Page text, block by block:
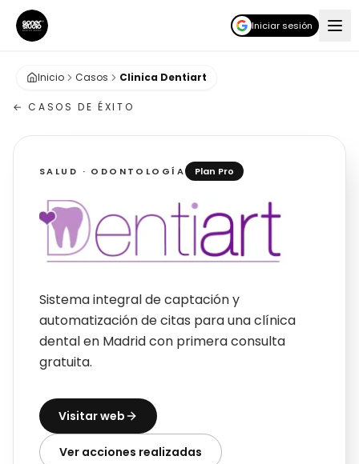
Iniciar sesión
Inicio Casos Clinica Dentiart
← CASOS DE ÉXITO
SALUD · ODONTOLOGÍA Plan Pro
Sistema integral de captación y
automatización de citas para una clínica
dental en Madrid con primera consulta
gratuita.
Visitar web
Ver acciones realizadas